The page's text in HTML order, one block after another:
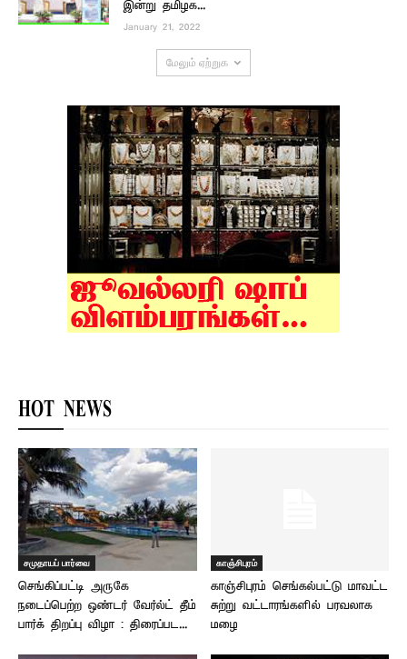
இன்று தமிழக...
January 21, 2022
மேலும் ஏற்றுக
HOT NEWS
சமுதாயப் பார்வை
செங்கிப்பட்டி அருகே
நடைப்பெற்ற ஒண்டர் வேர்ல்ட் தீம்
பார்க் திறப்பு விழா : திரைப்பட...
காஞ்சிபுரம்
காஞ்சிபுரம் செங்கல்பட்டு மாவட்ட
சுற்று வட்டாரங்களில் பரவலாக
மழை